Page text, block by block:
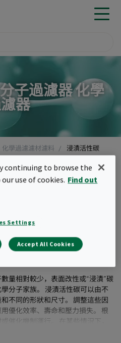
子過濾器 化學
器
化學過濾濾材濾料 浸漬活性碳
一系列經過驗證的浸漬
各種氣味、刺激物、
量相對較少，表面改性或“浸漬”碳
分子家族。 浸漬活性碳可以由不
不同的形狀和尺寸。 調整這些因
優化效率、壽命和壓力損失。 根
催化機制運行。 在某些情況下，
continuing to browse the
use of cookies. Find out
Settings
Accept All Cookies